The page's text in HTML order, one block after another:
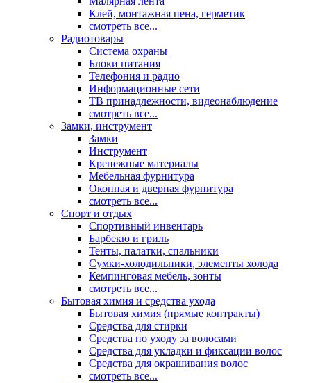
Клей, монтажная пена, герметик
смотреть все...
Радиотовары
Система охраны
Блоки питания
Телефония и радио
Информационные сети
ТВ принадлежности, видеонаблюдение
смотреть все...
Замки, инструмент
Замки
Инструмент
Крепежные материалы
Мебельная фурнитура
Оконная и дверная фурнитура
смотреть все...
Спорт и отдых
Спортивный инвентарь
Барбекю и гриль
Тенты, палатки, спальники
Сумки-холодильники, элементы холода
Кемпинговая мебель, зонты
смотреть все...
Бытовая химия и средства ухода
Бытовая химия (прямые контракты)
Средства для стирки
Средства по уходу за волосами
Средства для укладки и фиксации волос
Средства для окрашивания волос
смотреть все...